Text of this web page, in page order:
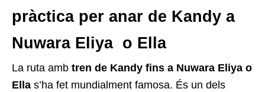
pràctica per anar de Kandy a
Nuwara Eliya o Ella
La ruta amb tren de Kandy fins a Nuwara Eliya o
Ella s’ha fet mundialment famosa. És un dels